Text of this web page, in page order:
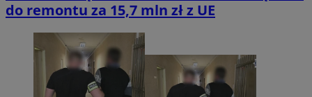
do remontu za 15,7 mln zł z UE